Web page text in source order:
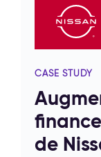
CASE STUDY
de